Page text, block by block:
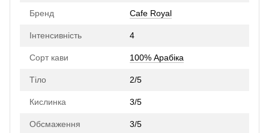
Бренд Cafe Royal
Інтенсивність 4
Сорт кави 100% Арабіка
Тіло 2/5
Кислинка 3/5
Обсмаження 3/5